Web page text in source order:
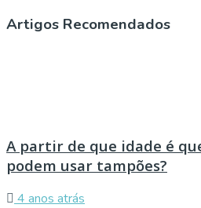
Artigos Recomendados
A partir de que idade é
podem usar tampões?
4 anos atrás